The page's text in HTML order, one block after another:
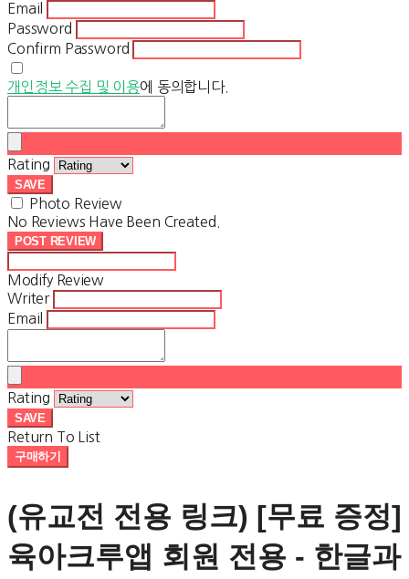
Email
Password
Confirm Password
개인정보 수집 및 이용에 동의합니다.
Rating
SAVE
Photo Review
No Reviews Have Been Created.
POST REVIEW
Modify Review
Writer
Email
Rating
SAVE
Return To List
구매하기
(유교전 전용 링크) [무료 증정]
육아크루앱 회원 전용 - 한글과